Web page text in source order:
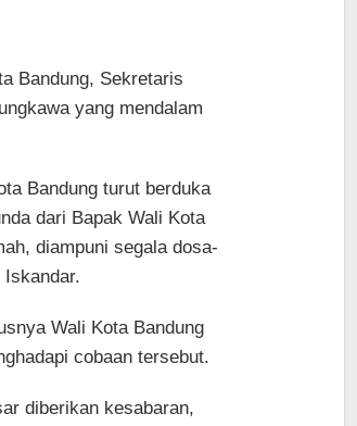
Bandung, Sekretaris
yang mendalam
Bandung turut berduka
dari Bapak Wali Kota
diampuni segala dosa-
Iskandar.
Wali Kota Bandung
cobaan tersebut.
diberikan kesabaran,